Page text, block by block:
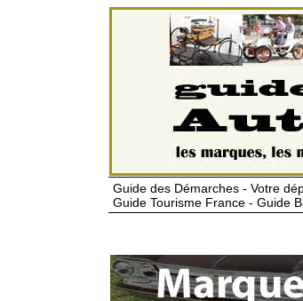
Guide des Démarches - Votre
Guide Tourisme France - Guide